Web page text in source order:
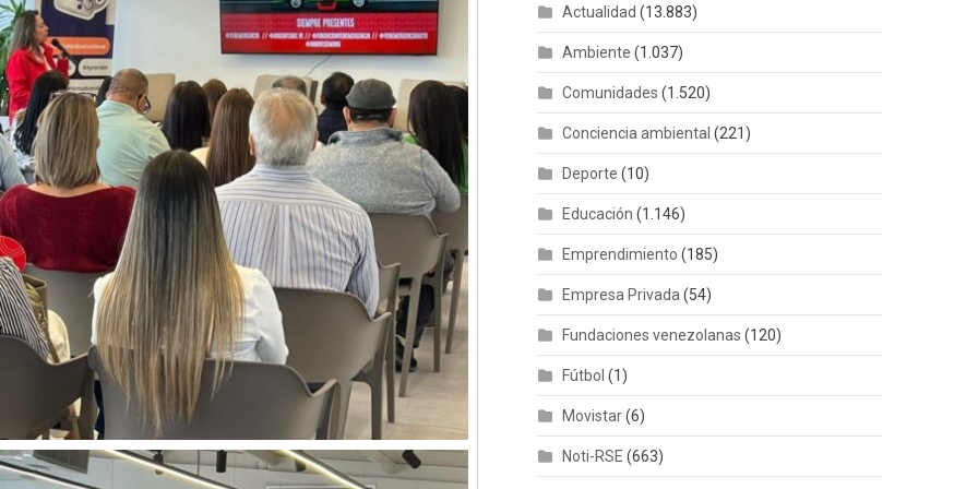
Actualidad (13.883)
Ambiente (1.037)
Comunidades (1.520)
Conciencia ambiental (221)
Deporte (10)
Educación (1.146)
Emprendimiento (185)
Empresa Privada (54)
Fundaciones venezolanas (120)
Fútbol (1)
Movistar(6)
Noti-RSE (663)